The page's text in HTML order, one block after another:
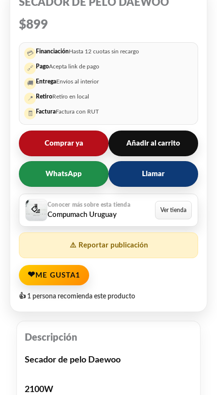
SECADOR DE PELO DAEWOO
$899
💳 FinanciaciónHasta 12 cuotas sin recargo
🔗 PagoAcepta link de pago
🚚 EntregaEnvíos al interior
📍 RetiroRetiro en local
🧾 FacturaFactura con RUT
Comprar ya Añadir al carrito
WhatsApp Llamar
Compumach Uruguay
⚠️ Reportar publicación
❤ ME GUSTA1
👍 1 persona recomienda este producto
Descripción
Secador de pelo Daewoo
2100W